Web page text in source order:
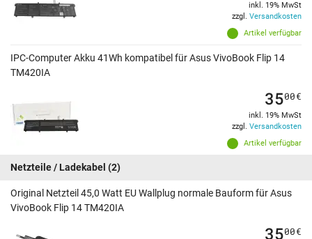
Artikel verfügbar
inkl. 19% MwSt
zzgl. Versandkosten
IPC-Computer Akku 41Wh kompatibel für Asus VivoBook Flip 14
TM420IA
Artikel verfügbar
3500€
inkl. 19% MwSt
zzgl. Versandkosten
Netzteile / Ladekabel (2)
Original Netzteil 45,0 Watt EU Wallplug normale Bauform für Asus
VivoBook Flip 14 TM420IA
3500€